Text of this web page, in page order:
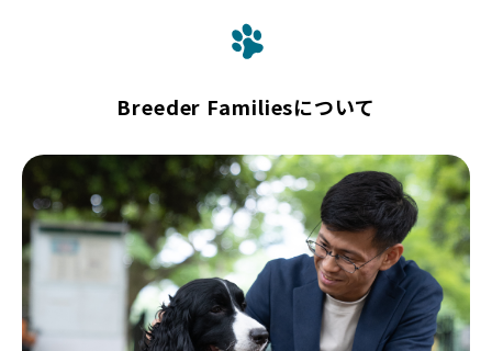
Breeder Familiesについて